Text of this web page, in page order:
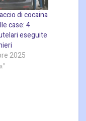
di cocaina
case: 4
eseguite
2025